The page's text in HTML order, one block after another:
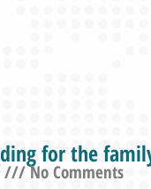
for the
No Comments